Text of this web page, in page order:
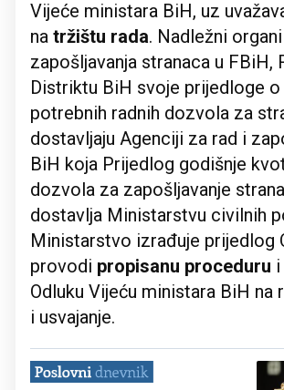
Vijeće ministara BiH, uz
na tržištu rada. Nadležni
zapošljavanja stranaca u FBiH,
Distriktu BiH svoje prijedloge o
potrebnih radnih dozvola za
dostavljaju Agenciji za rad i
BiH koja Prijedlog godišnje
dozvola za zapošljavanje
dostavlja Ministarstvu civilnih
Ministarstvo izrađuje prijedlog
provodi propisanu proceduru
Odluku Vijeću ministara BiH na
i usvajanje.